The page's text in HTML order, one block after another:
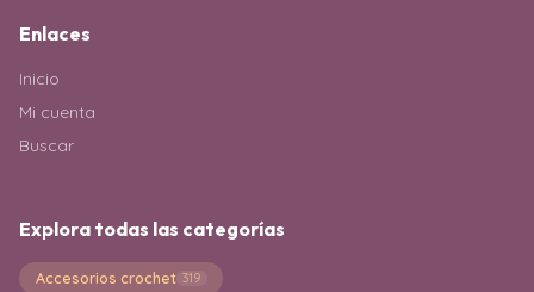
Enlaces
Inicio
Mi cuenta
Buscar
Explora todas las categorías
Accesorios crochet 319